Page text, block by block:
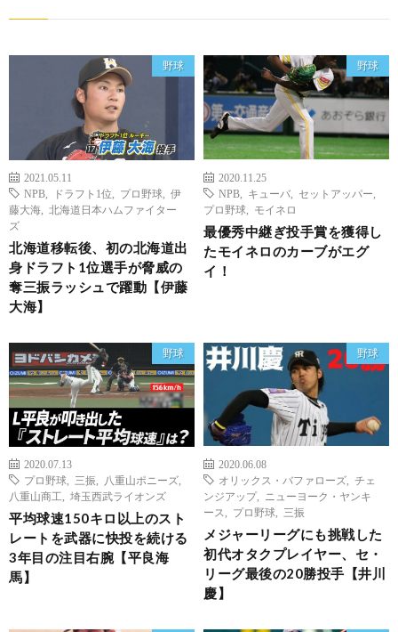
野球
2021.05.11
NPB
ドラフト1位 プロ野球
伊
藤大海
北海道日本ハムファイター
ズ
北海道移転後、初の北海道出
身ドラフト1位選手が脅威の
奪三振ラッシュで躍動【伊藤
大海】
野球
2020.11.25
NPB
キューバ セットアッパー
プロ野球
モイネロ
最優秀中継ぎ投手賞を獲得し
たモイネロのカーブがエグ
イ！
野球
2020.07.13
プロ野球
三振 八重山ポニーズ
八重山商工
埼玉西武ライオンズ
平均球速150キロ以上のスト
レートを武器に快投を続ける
3年目の注目右腕【平良海
馬】
野球
2020.06.08
オリックス・バファローズ
チェ
ンジアップ,
ニューヨーク・ヤンキ
ース
プロ野球 三振
メジャーリーグにも挑戦した
初代オタクプレイヤー、セ・
リーグ最後の20勝投手【井川
慶】